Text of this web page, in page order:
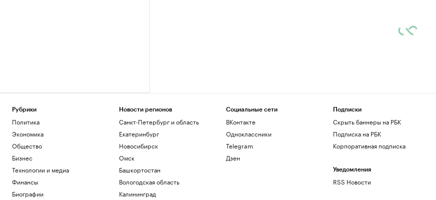
Рубрики
Политика
Экономика
Общество
Бизнес
Технологии и медиа
Финансы
Биографии
Новости регионов
Санкт-Петербург и область
Екатеринбург
Новосибирск
Омск
Башкортостан
Вологодская область
Калининград
Социальные сети
ВКонтакте
Одноклассники
Telegram
Дзен
Подписки
Скрыть баннеры на РБК
Подписка на РБК
Корпоративная подписка
Уведомления
RSS Новости